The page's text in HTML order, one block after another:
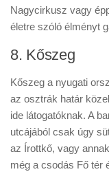
Nagycirkusz vagy
életre szóló élményt
8. Kőszeg
Kőszeg a nyugati
az osztrák határ
ide látogatóknak. A
utcájából csak úgy
az Írottkő, vagy
még a csodás Fő tér